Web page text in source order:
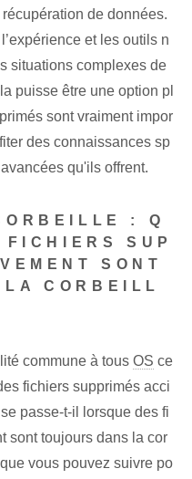
de données.
et les outils n
situations complexes de
puisse être une option pl
sont vraiment impor
des connaissances sp
qu'ils offrent.
: Q
SUP
SONT
LA CORBEILL
commune à tous OS ce
fichiers supprimés acci
passe-t-il lorsque des fi
sont toujours dans la cor
vous pouvez suivre po